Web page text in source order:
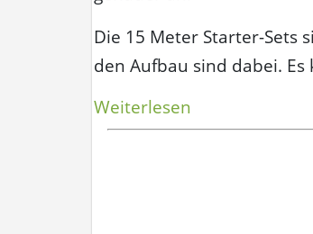
Die 15 Meter Starter-Sets
den Aufbau sind dabei.
Weiterlesen
ist